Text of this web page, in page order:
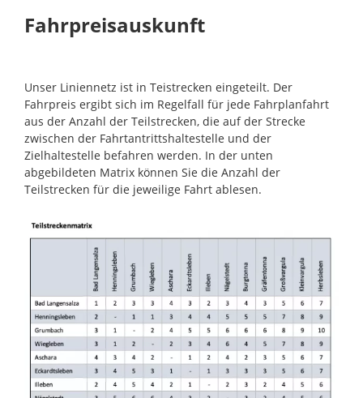
Fahrpreisauskunft
Unser Liniennetz ist in Teistrecken eingeteilt. Der
Fahrpreis ergibt sich im Regelfall für jede Fahrplanfahrt
aus der Anzahl der Teilstrecken, die auf der Strecke
zwischen der Fahrtantrittshaltestelle und der
Zielhaltestelle befahren werden. In der unten
abgebildeten Matrix können Sie die Anzahl der
Teilstrecken für die jeweilige Fahrt ablesen.